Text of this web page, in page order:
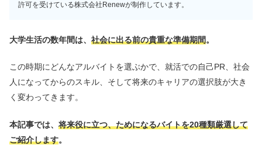
許可を受けている株式会社Renewが制作しています。
大学生活の数年間は、 社会に出る前の貴重な準備期間。
この時期にどんなアルバイトを選ぶかで、就活での自己PR、社会
人になってからのスキル、そして将来のキャリアの選択肢が大き
く変わってきます。
本記事では、 将来役に立つ、ためになるバイトを20種類厳選して
ご紹介します。